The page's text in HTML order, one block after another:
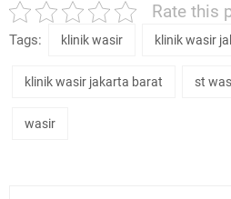
Rate this
Tags: klinik wasir klinik wasir
klinik wasir jakarta barat st
wasir